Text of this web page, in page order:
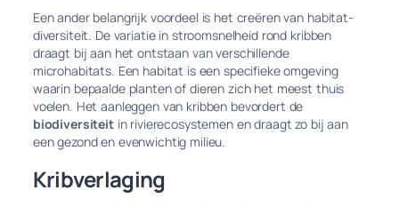
Een ander belangrijk voordeel is het creëren van habitat-
diversiteit. De variatie in stroomsnelheid rond kribben
draagt bij aan het ontstaan van verschillende
microhabitats. Een habitat is een specifieke omgeving
waarin bepaalde planten of dieren zich het meest thuis
voelen. Het aanleggen van kribben bevordert de
biodiversiteitin rivierecosystemen en draagt zo bij aan
een gezond en evenwichtig milieu.
Kribverlaging